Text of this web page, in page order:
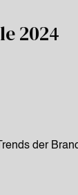
2024
der